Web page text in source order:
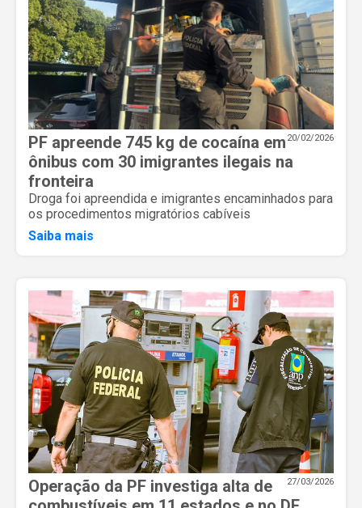
20/02/2026
PF apreende 745 kg de cocaína em
ônibus com 30 imigrantes ilegais na
fronteira
Droga foi apreendida e imigrantes encaminhados para
os procedimentos migratórios cabíveis
Saiba mais
27/03/2026
Operação da PF investiga alta de